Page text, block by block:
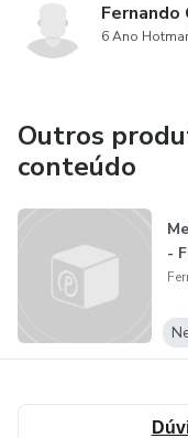
Fernando
6 Ano
Outros
conteúdo
-